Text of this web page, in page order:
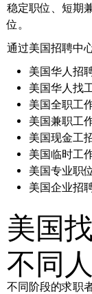
稳定职位、短期
位。
通过美国招聘中
美国华人招
美国华人找
美国全职工
美国兼职工
美国现金工
美国临时工
美国专业职
美国企业招
美国
不同
不同阶段的求职